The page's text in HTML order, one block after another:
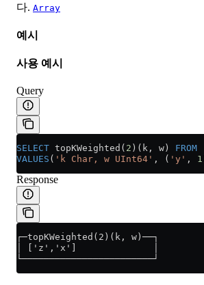
다. Array
예시
사용 예시
Query
SELECT topKWeighted( 2 )(k, w) FROM
VALUES ( 'k Char, w UInt64' , ( 'y' , 1
Response
┌─topKWeighted(2)(k, w)──┐
│ ['z','x']              │
└────────────────────────┘